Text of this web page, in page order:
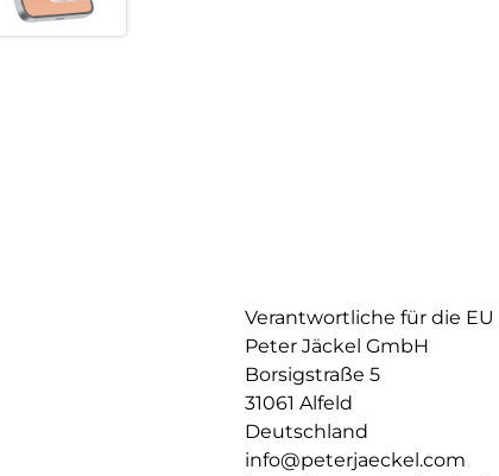
Verantwortliche für die EU
Peter Jäckel GmbH
Borsigstraße 5
31061 Alfeld
Deutschland
info@peterjaeckel.com